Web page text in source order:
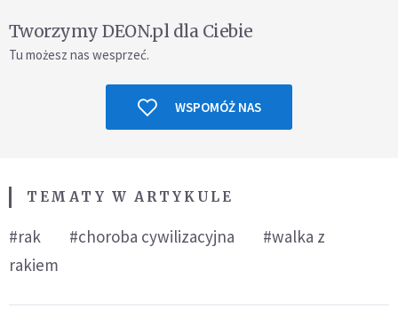
Tworzymy DEON.pl dla Ciebie
Tu możesz nas wesprzeć.
WSPOMÓŻ NAS
TEMATY W ARTYKULE
#rak #choroba cywilizacyjna
#walka z
rakiem